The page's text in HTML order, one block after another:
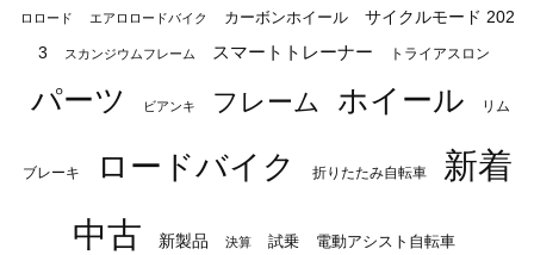
ロロード エアロロードバイク カーボンホイール
サイクルモード 202
3
スカンジウムフレーム スマートトレーナー トライアスロン
パーツ ビアンキ フレーム ホイール リム
ブレーキ ロードバイク 折りたたみ自転車
新着
中古
新製品 決算 試乗 電動アシスト自転車